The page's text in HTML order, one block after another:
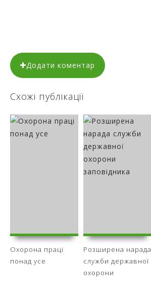
Додати коментар
Схожі публікації
Охорона праці
понад усе
Розширена нарада
служби державної
охорони